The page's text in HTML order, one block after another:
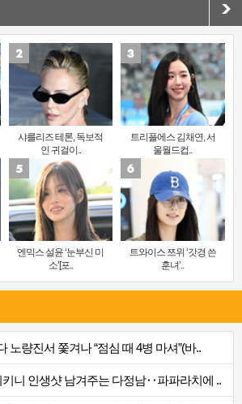
샤를리즈 테론, 독보적
인 귀걸이..
트리플에스 김채연, 서
울월드컵..
엔믹스 설윤 ‘눈부신 미
소’[포..
트와이스 쯔위 ‘갓경 쓴
훈녀’..
노량진서 쫓겨나 “점심 때 4병 마셔”(바..
키니 인생샷 남겨주는 다정남‥파파라치에 ..